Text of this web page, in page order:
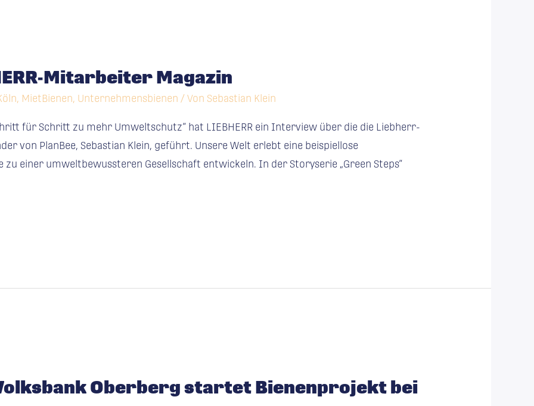
Mit­ar­bei­ter Magazin
, MietBienen, Unternehmensbienen / Von Sebastian Klein
für Schritt zu mehr Umweltschutz“ hat LIEBHERR ein Interview über die die Liebherr-
von PlanBee, Sebastian Klein, geführt. Unsere Welt erlebt eine beispiellose
einer umweltbewussteren Gesellschaft entwickeln. In der Storyserie „Green Steps“
Oberberg startet Bienenprojekt bei